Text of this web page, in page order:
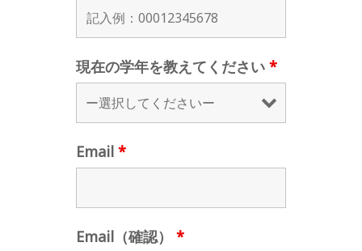
現在の学年を教えてください *
Email *
Email（確認） *